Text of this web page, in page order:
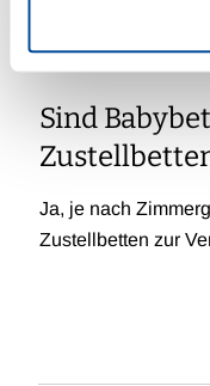
Sind
Ja, je nach
Zustellbetten zur